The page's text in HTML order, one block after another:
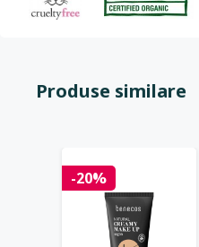
Produse similare
-20%